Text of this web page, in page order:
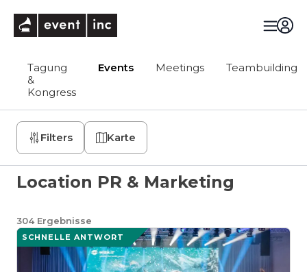
Tagung
&
Kongress
Events Meetings Teambuilding
Filters Karte
Location PR & Marketing
304 Ergebnisse
SCHNELLE ANTWORT